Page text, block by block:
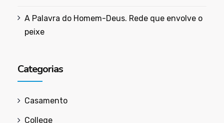
A Palavra do Homem-Deus. Rede que envolve o
peixe
Categorias
Casamento
College